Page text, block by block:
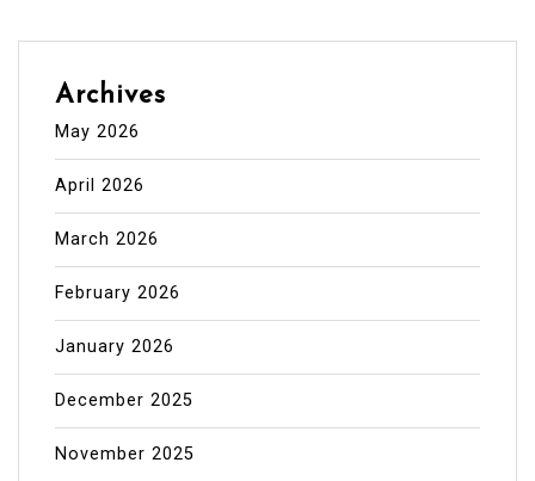
Archives
May 2026
April 2026
March 2026
February 2026
January 2026
December 2025
November 2025